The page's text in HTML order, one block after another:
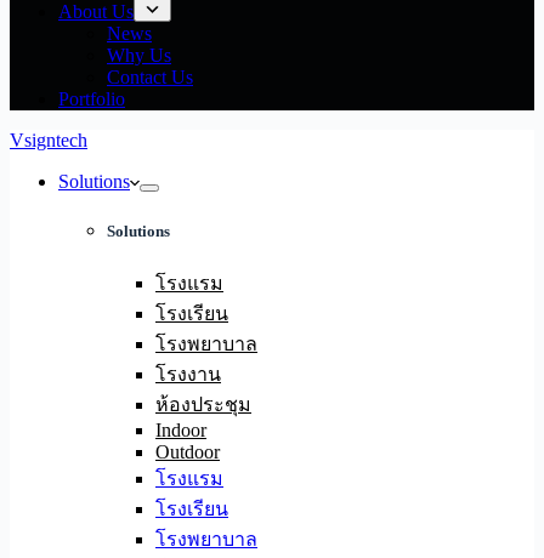
About Us
News
Why Us
Contact Us
Portfolio
Vsigntech
Solutions
Solutions
โรงแรม
โรงเรียน
โรงพยาบาล
โรงงาน
ห้องประชุม
Indoor
Outdoor
โรงแรม
โรงเรียน
โรงพยาบาล